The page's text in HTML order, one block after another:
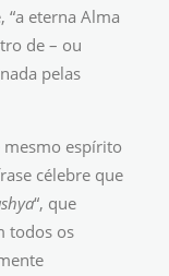
“a eterna Alma
de – ou
pelas
mesmo espírito
célebre que
“, que
todos os